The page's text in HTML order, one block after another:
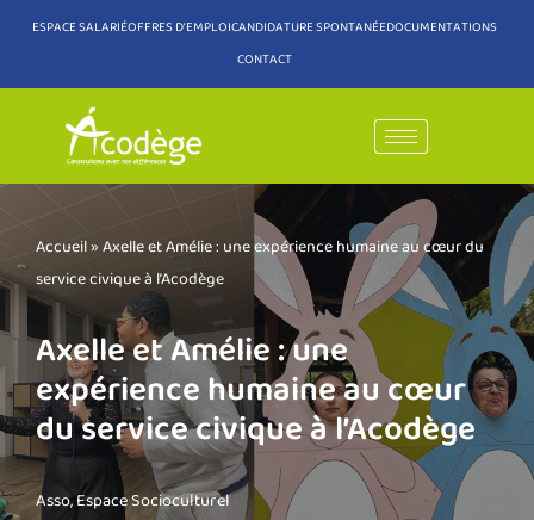
au
contenu
ESPACE SALARIÉOFFRES D'EMPLOICANDIDATURE SPONTANÉEDOCUMENTATIONS
CONTACT
Accueil»Axelle et Amélie : une expérience humaine au cœur du
service civique à l’Acodège
Axelle et Amélie : une
expérience humaine au cœur
du service civique à l’Acodège
Asso,Espace Socioculturel